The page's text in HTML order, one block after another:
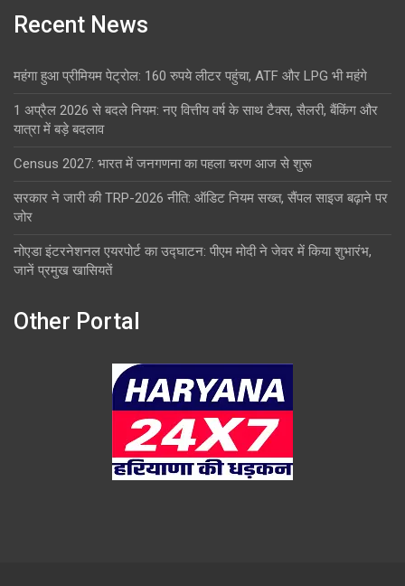
Recent News
महंगा हुआ प्रीमियम पेट्रोल: 160 रुपये लीटर पहुंचा, ATF और LPG भी महंगे
1 अप्रैल 2026 से बदले नियम: नए वित्तीय वर्ष के साथ टैक्स, सैलरी, बैंकिंग और
यात्रा में बड़े बदलाव
Census 2027: भारत में जनगणना का पहला चरण आज से शुरू
सरकार ने जारी की TRP-2026 नीति: ऑडिट नियम सख्त, सैंपल साइज बढ़ाने पर
जोर
नोएडा इंटरनेशनल एयरपोर्ट का उद्घाटन: पीएम मोदी ने जेवर में किया शुभारंभ,
जानें प्रमुख खासियतें
Other Portal